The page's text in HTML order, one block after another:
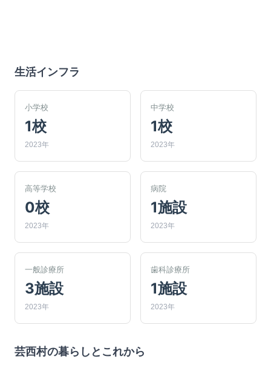
生活インフラ
小学校
1校
2023年
中学校
1校
2023年
高等学校
0校
2023年
病院
1施設
2023年
一般診療所
3施設
2023年
歯科診療所
1施設
2023年
芸西村の暮らしとこれから